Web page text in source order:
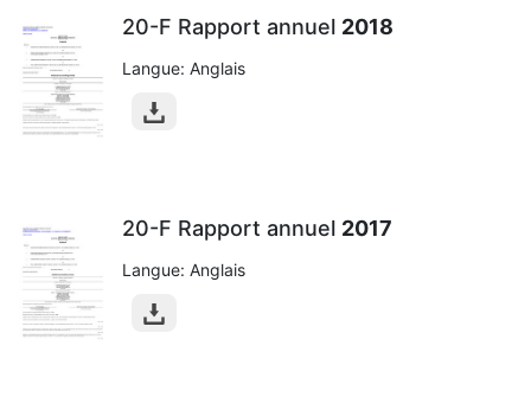
20-F Rapport annuel 2018
Langue: Anglais
20-F Rapport annuel 2017
Langue: Anglais